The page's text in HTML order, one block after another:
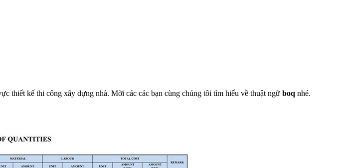
thiết kế thi công xây dựng nhà. Mời các các bạn cùng chúng tôi tìm hiểu về thuật ngữ boq nhé.